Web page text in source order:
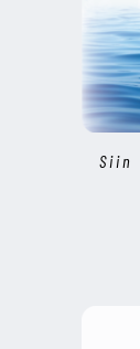
Siin